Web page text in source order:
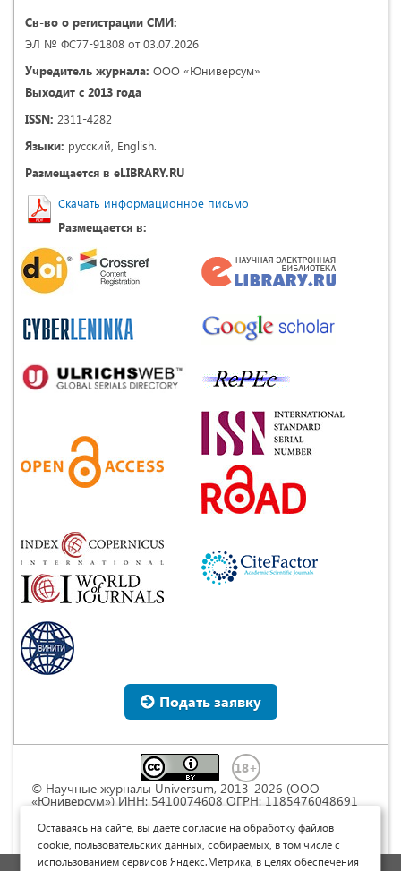
Св-во о регистрации СМИ:
ЭЛ № ФС77-91808 от 03.07.2026
Учредитель журнала: ООО «Юниверсум»
Выходит с 2013 года
ISSN: 2311-4282
Языки: русский, English.
Размещается в eLIBRARY.RU
Скачать информационное письмо
Размещается в:
Подать заявку
© Научные журналы Universum, 2013-2026 (ООО
«Юниверсум») ИНН: 5410074608 ОГРН: 1185476048691
Commons « Attribution» («Атрибуция») 4.0
Непортированная
Оставаясь на сайте, вы даете согласие на обработку файлов
cookie, пользовательских данных, собираемых, в том числе с
использованием сервисов Яндекс.Метрика, в целях обеспечения